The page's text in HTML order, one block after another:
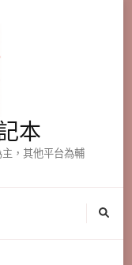
本
，其他平台為輔